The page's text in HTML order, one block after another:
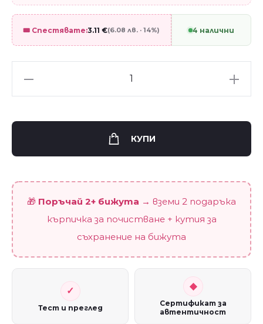
🎟️ Спестявате:3.11€(6.08 лв. · 14%) 4 налични
"Emerald
(10
quantity
КУПИ
🎁 Поръчай 2+ бижута → вземи 2 подаръка
кърпичка за почистване + кутия за
съхранение на бижута
Тест и преглед
Сертификат за
автентичност